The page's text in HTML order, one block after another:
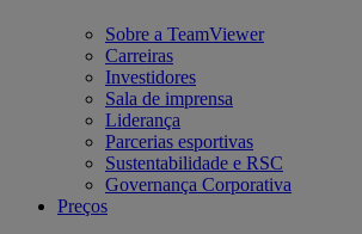
Sobre a TeamViewer
Carreiras
Investidores
Sala de imprensa
Liderança
Parcerias esportivas
Sustentabilidade e RSC
Governança Corporativa
Preços